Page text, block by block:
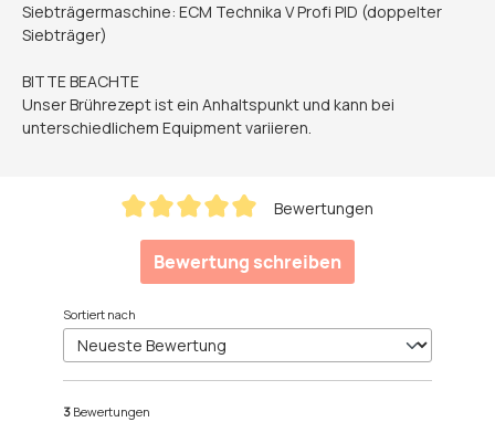
Siebträgermaschine: ECM Technika V Profi PID (doppelter
Siebträger)
BITTE BEACHTE
Unser Brührezept ist ein Anhaltspunkt und kann bei
unterschiedlichem Equipment variieren.
Bewertungen
Bewertung schreiben
Sortiert nach
3 Bewertungen